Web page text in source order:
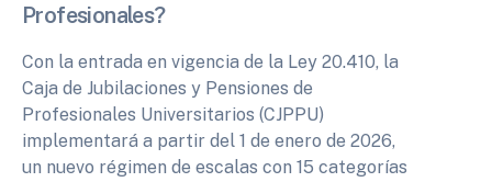
Profesionales?
Con la entrada en vigencia de la Ley 20.410, la
Caja de Jubilaciones y Pensiones de
Profesionales Universitarios (CJPPU)
implementará a partir del 1 de enero de 2026,
un nuevo régimen de escalas con 15 categorías